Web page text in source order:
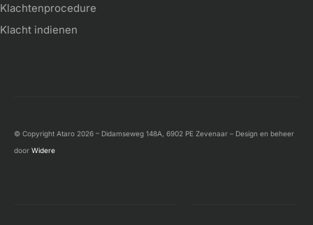
Klachtenprocedure
Klacht indienen
© Copyright Ataro 2026 – Didamseweg 148A, 6902 PE Zevenaar – Design en beheer
door Widere